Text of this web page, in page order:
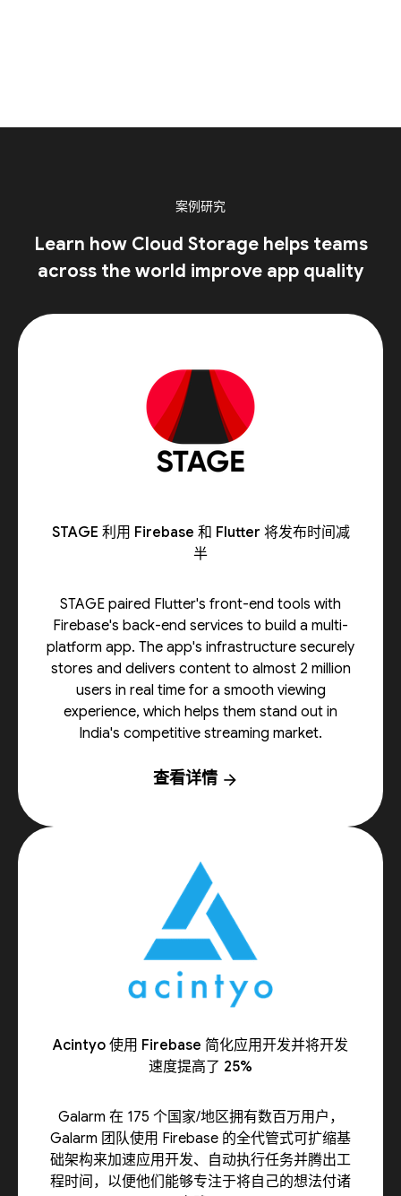
案例研究
Learn how Cloud Storage helps teams
across the world improve app quality
STAGE 利用 Firebase 和 Flutter 将发布时间减
半
STAGE paired Flutter's front-end tools with
Firebase's back-end services to build a multi-
platform app. The app's infrastructure securely
stores and delivers content to almost 2 million
users in real time for a smooth viewing
experience, which helps them stand out in
India's competitive streaming market.
查看详情 arrow_forward
Acintyo 使用 Firebase 简化应用开发并将开发
速度提高了 25%
Galarm 在 175 个国家/地区拥有数百万用户，
Galarm 团队使用 Firebase 的全代管式可扩缩基
础架构来加速应用开发、自动执行任务并腾出工
程时间，以便他们能够专注于将自己的想法付诸